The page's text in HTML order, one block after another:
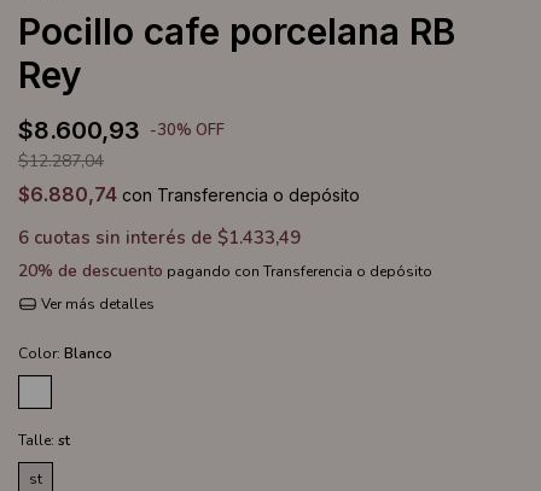
Pocillo cafe porcelana RB
Rey
$8.600,93 -30% OFF
$12.287,04
$6.880,74 con Transferencia o depósito
6 cuotas sin interés de $1.433,49
20% de descuento pagando con Transferencia o depósito
Ver más detalles
Color: Blanco
Talle: st
st